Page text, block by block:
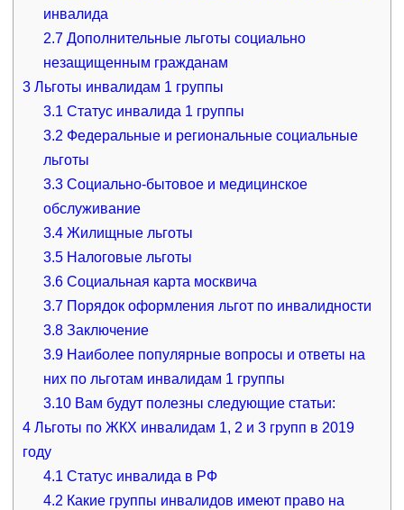
инвалида
2.7 Дополнительные льготы социально
незащищенным гражданам
3Льготы инвалидам 1 группы
3.1 Статус инвалида 1 группы
3.2 Федеральные и региональные социальные
льготы
3.3 Социально-бытовое и медицинское
обслуживание
3.4 Жилищные льготы
3.5 Налоговые льготы
3.6 Социальная карта москвича
3.7 Порядок оформления льгот по инвалидности
3.8 Заключение
3.9 Наиболее популярные вопросы и ответы на
них по льготам инвалидам 1 группы
3.10 Вам будут полезны следующие статьи:
4Льготы по ЖКХ инвалидам 1, 2 и 3 групп в 2019
году
4.1 Статус инвалида в РФ
4.2 Какие группы инвалидов имеют право на